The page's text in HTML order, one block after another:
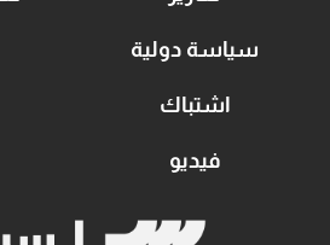
سياسة دولية
اشتباك
فيديو